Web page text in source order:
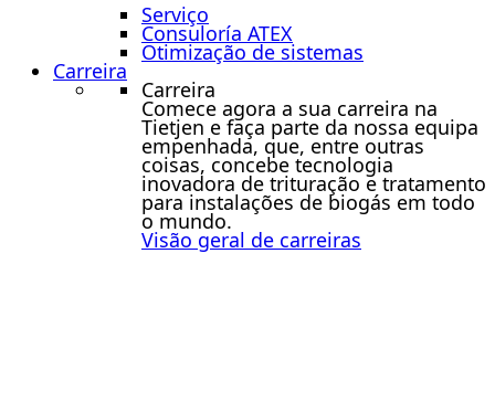
Serviço
Consuloría ATEX
Otimização de sistemas
Carreira
Carreira
Comece agora a sua carreira na
Tietjen e faça parte da nossa equipa
empenhada, que, entre outras
coisas, concebe tecnologia
inovadora de trituração e tratamento
para instalações de biogás em todo
o mundo.
Visão geral de carreiras